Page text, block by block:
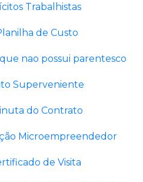
Trabalhistas
de Custo
nao possui parentesco
Superveniente
do Contrato
Microempreendedor
de Visita